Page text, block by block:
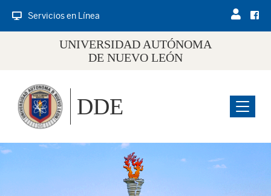
Servicios en Línea
UNIVERSIDAD AUTÓNOMA
DE NUEVO LEÓN
Menu
DDE